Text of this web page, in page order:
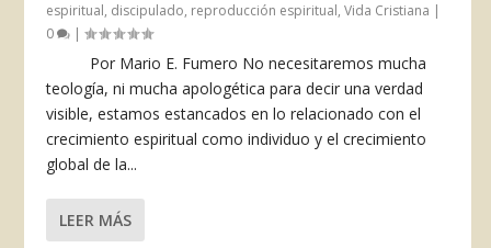
espiritual, discipulado, reproducción espiritual,Vida Cristiana |
0
|
Por Mario E. Fumero No necesitaremos mucha
teología, ni mucha apologética para decir una verdad
visible, esta­mos estancados en lo relacionado con el
crecimiento espiritual como individuo y el creci­miento
global de la...
LEER MÁS